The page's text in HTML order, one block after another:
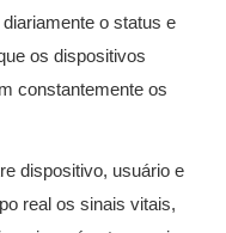
o status e
os dispositivos
constantemente os
dispositivo, usuário e
real os sinais vitais,